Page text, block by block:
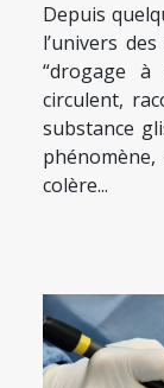
festives
Depuis
l’univers
“drogage à
circulent,
substance
colère...